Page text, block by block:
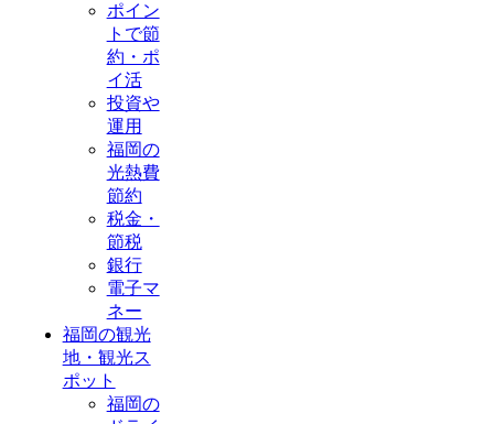
ポイン
トで節
約・ポ
イ活
投資や
運用
福岡の
光熱費
節約
税金・
節税
銀行
電子マ
ネー
福岡の観光
地・観光ス
ポット
福岡の